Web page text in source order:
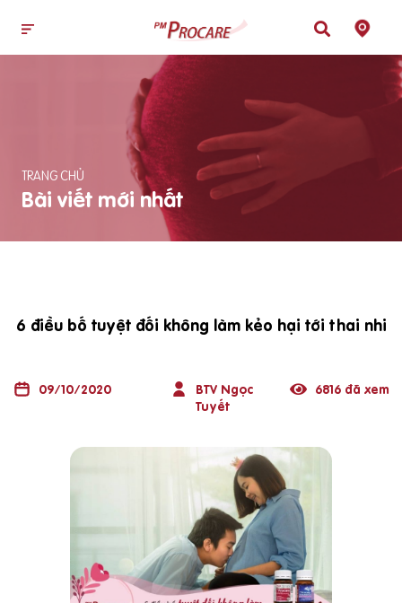
TRANG CHỦ
Bài viết mới nhất
6 điều bố tuyệt đối không làm kẻo hại tới thai nhi
09/10/2020
BTV Ngọc
Tuyết
6816 đã xem